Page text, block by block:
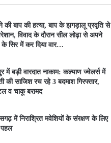
की बाप की हत्या, बाप के झगड़ालू प्रवृति से
विवाद के दौरान सील लोढ़ा से अपने
के सिर में कर दिया वार…
में बड़ी वारदात नाकाम: कल्याण ज्वेलर्स में
की साजिश रच रहे 3 बदमाश गिरफ्तार,
व चाकू बरामद
में निराश्रित मवेशियों के संरक्षण के लिए
पहल